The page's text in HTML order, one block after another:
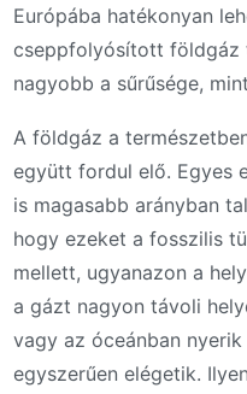
Európába hatékonyan
cseppfolyósított földgáz
nagyobb a sűrűsége,
A földgáz a
együtt fordul elő. Egyes
is magasabb arányban
hogy ezeket a fosszilis
mellett, ugyanazon a
a gázt nagyon távoli
vagy az óceánban
egyszerűen elégetik.